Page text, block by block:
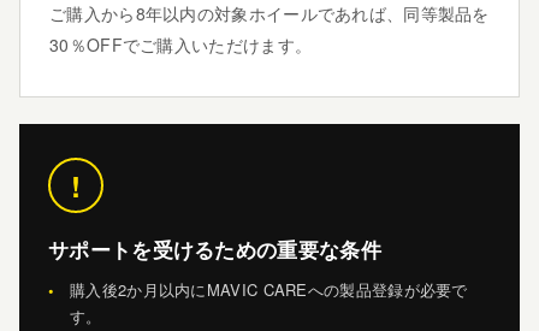
ご購入から8年以内の対象ホイールであれば、同等製品を
30％OFFでご購入いただけます。
!
サポートを受けるための重要な条件
購入後2か月以内にMAVIC CAREへの製品登録が必要で
す。